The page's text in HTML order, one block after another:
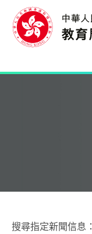
搜尋指定新聞信息：